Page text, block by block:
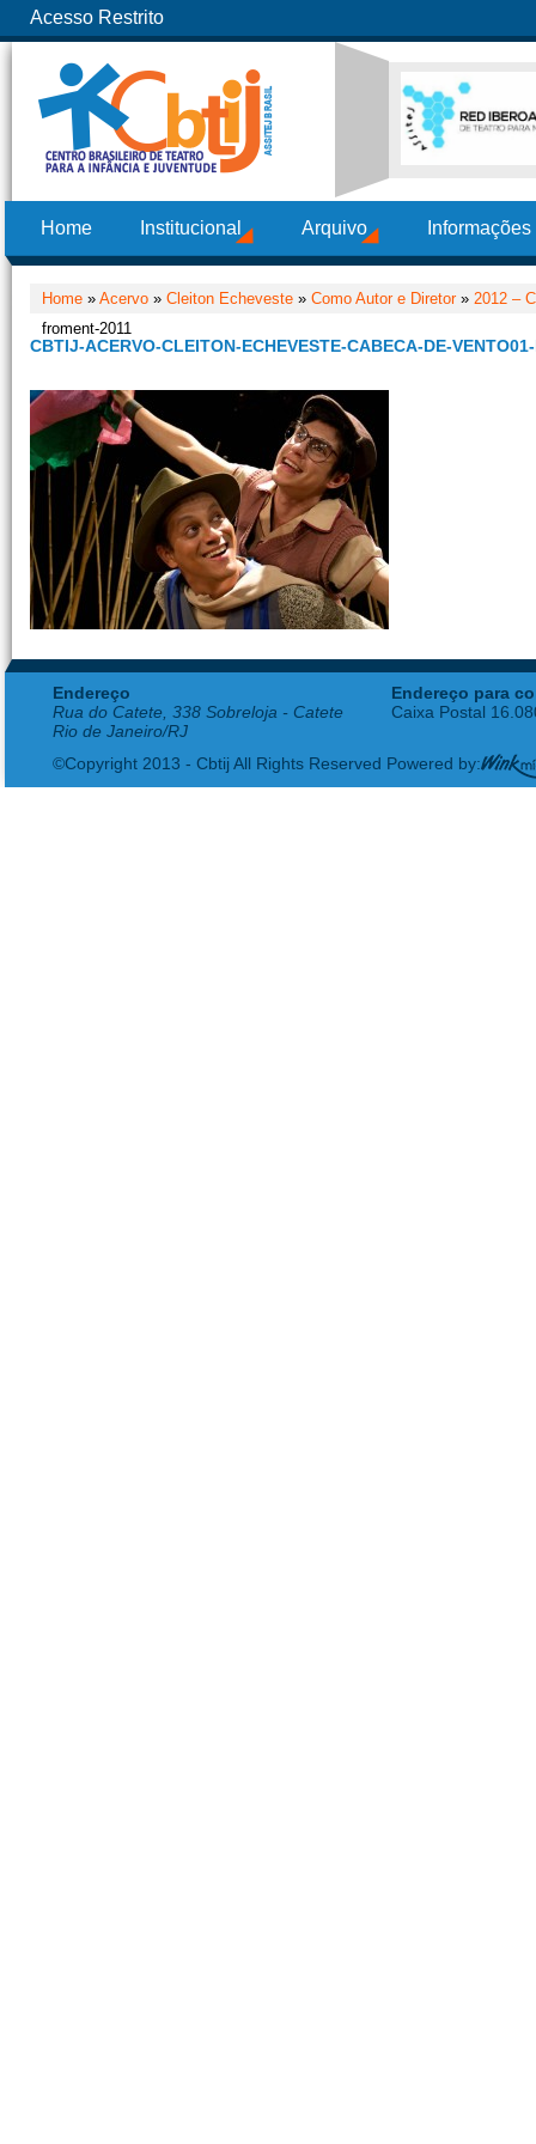
Acesso Restrito
Home Institucional Arquivo
Home » Acervo » Cleiton Echeveste » Como Autor e Diretor» 2012 –
froment-2011
CBTIJ-ACERVO-CLEITON-ECHEVESTE-CABECA-DE-
Endereço
Rua do Catete, 338 Sobreloja - Catete
Rio de Janeiro/RJ
Endereço para
Caixa Postal
©Copyright 2013 - Cbtij All Rights Reserved Powered by: